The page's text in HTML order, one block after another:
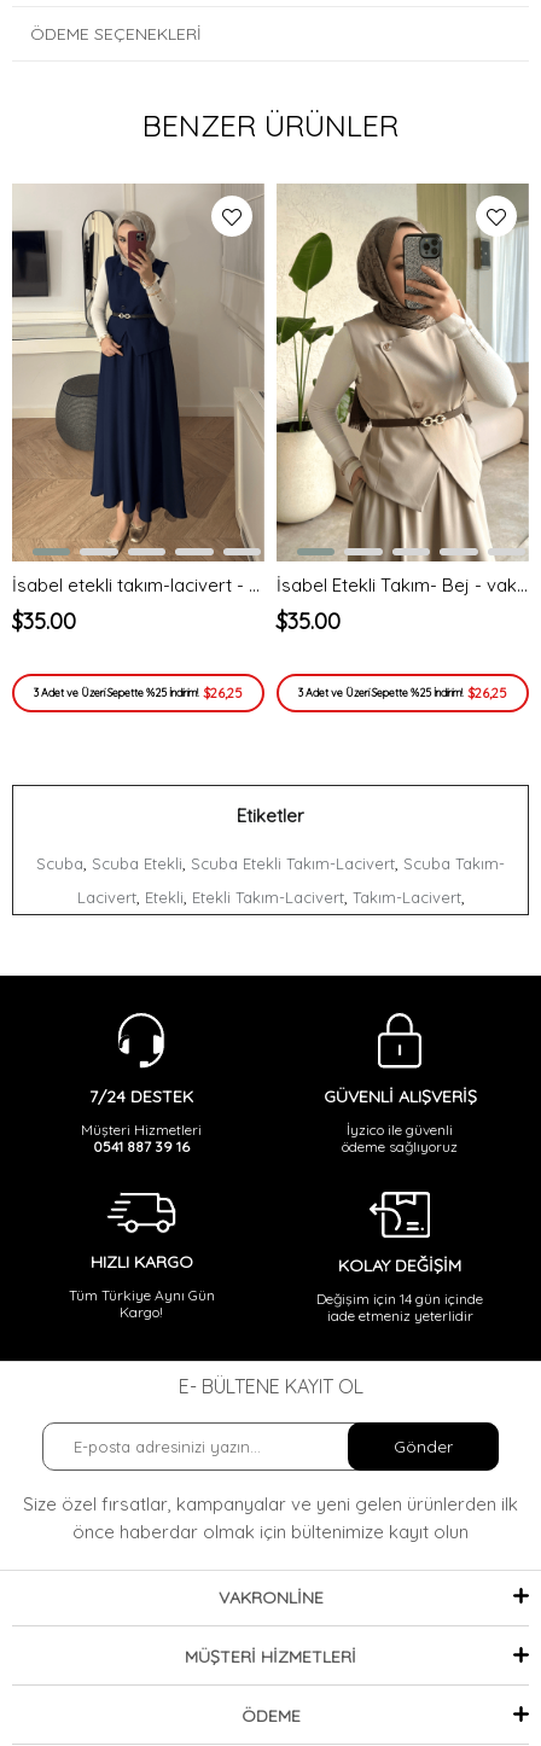
ÖDEME SEÇENEKLERI
BENZER ÜRÜNLER
İsabel etekli takım-lacivert - vakronline
$35.00
3 Adet ve Üzeri Sepette %25 İndirim! $26,25
İsabel Etekli Takım- Bej - vakronline
$35.00
3 Adet ve Üzeri Sepette %25 İndirim! $26,25
Etiketler
Scuba, Scuba Etekli, Scuba Etekli Takım-Lacivert, Scuba Takım-
Lacivert, Etekli, Etekli Takım-Lacivert, Takım-Lacivert,
7/24 DESTEK
Müşteri Hizmetleri
0541 887 39 16
GÜVENLİ ALIŞVERİŞ
İyzico ile güvenli
ödeme sağlıyoruz
HIZLI KARGO
Tüm Türkiye Aynı Gün
Kargo!
KOLAY DEĞİŞİM
Değişim için 14 gün içinde
iade etmeniz yeterlidir
E- BÜLTENE KAYIT OL
Gönder
Size özel fırsatlar, kampanyalar ve yeni gelen ürünlerden ilk
önce haberdar olmak için bültenimize kayıt olun
VAKRONLİNE
MÜŞTERİ HİZMETLERİ
ÖDEME